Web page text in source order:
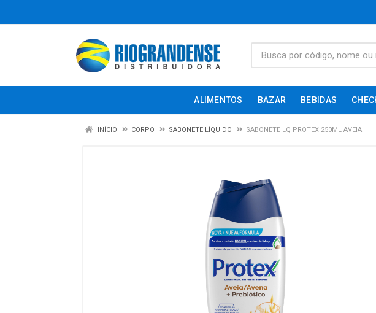
ALIMENTOS BAZAR BEBIDAS
INÍCIO CORPO SABONETE LÍQUIDO SABONETE LQ PROTEX 250ML AVEIA